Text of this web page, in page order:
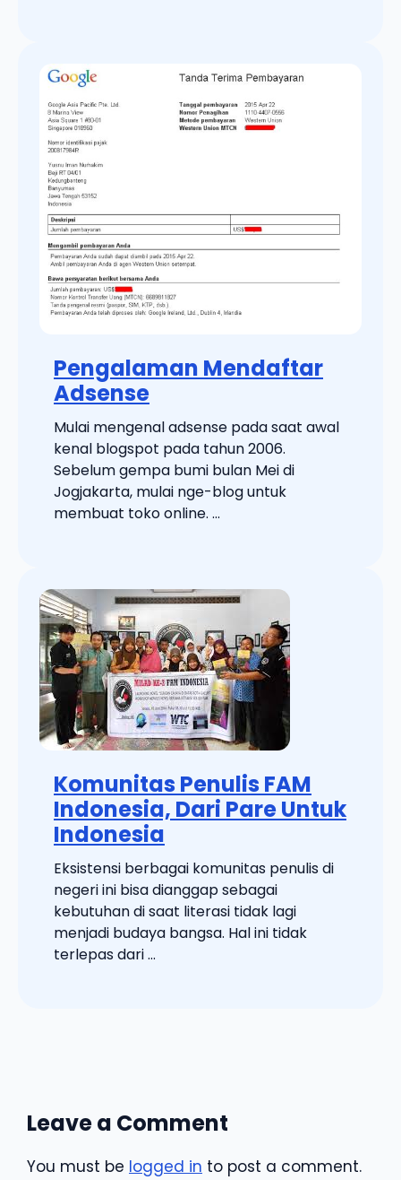
Pengalaman Mendaftar
Adsense
Mulai mengenal adsense pada saat awal
kenal blogspot pada tahun 2006.
Sebelum gempa bumi bulan Mei di
Jogjakarta, mulai nge-blog untuk
membuat toko online. ...
Komunitas Penulis FAM
Indonesia, Dari Pare Untuk
Indonesia
Eksistensi berbagai komunitas penulis di
negeri ini bisa dianggap sebagai
kebutuhan di saat literasi tidak lagi
menjadi budaya bangsa. Hal ini tidak
terlepas dari ...
Leave a Comment
You must be logged in to post a comment.